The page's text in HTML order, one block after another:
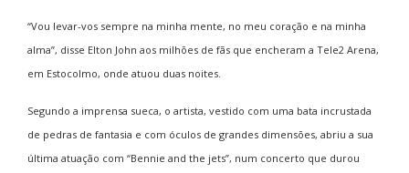
“Vou levar-vos sempre na minha mente, no meu coração e na minha
alma”, disse Elton John aos milhões de fãs que encheram a Tele2 Arena,
em Estocolmo, onde atuou duas noites.
Segundo a imprensa sueca, o artista, vestido com uma bata incrustada
de pedras de fantasia e com óculos de grandes dimensões, abriu a sua
última atuação com “Bennie and the jets”, num concerto que durou